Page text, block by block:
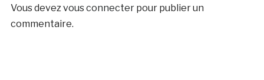
Vous devezvous connecterpour publier un
commentaire.